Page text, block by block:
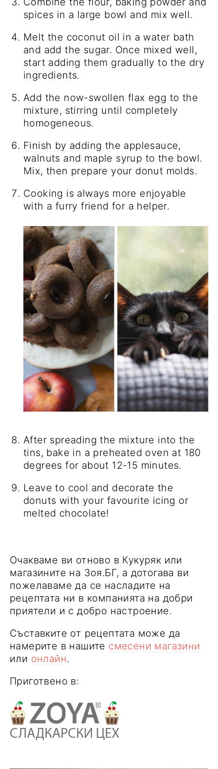
spices in a large bowl and mix well.
Melt the coconut oil in a water bath
and add the sugar. Once mixed well,
start adding them gradually to the dry
ingredients.
Add the now-swollen flax egg to the
mixture, stirring until completely
homogeneous.
Finish by adding the applesauce,
walnuts and maple syrup to the bowl.
Mix, then prepare your donut molds.
Cooking is always more enjoyable
with a furry friend for a helper.
After spreading the mixture into the
tins, bake in a preheated oven at 180
degrees for about 12-15 minutes.
Leave to cool and decorate the
donuts with your favourite icing or
melted chocolate!
Очакваме ви отново в Кукуряк или
магазините на Зоя.БГ, а дотогава ви
пожелаваме да се насладите на
рецептата ни в компанията на добри
приятели и с добро настроение.
Съставките от рецептата може да
намерите в нашите смесени магазини
или онлайн.
Приготвено в: